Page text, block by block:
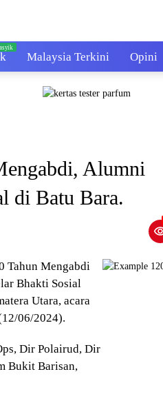
Malaysia Terkini Opini
Alumni
di Batu Bara.
Tahun Mengabdi
Bhakti Sosial
Utara, acara
06/2024).
Dir Polairud, Dir
Bukit Barisan,